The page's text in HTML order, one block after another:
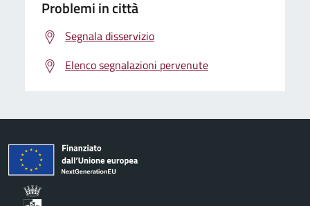
Problemi in città
Segnala disservizio
Elenco segnalazioni pervenute